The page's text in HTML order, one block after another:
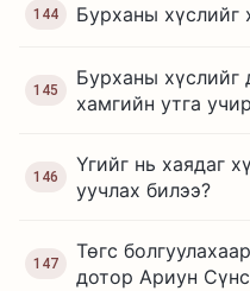
144 Бурханы хүслийг
145
Бурханы хүслийг
хамгийн утга
146
Үгийг нь хаядаг
уучлах билээ?
147
Төгс
дотор Ариун